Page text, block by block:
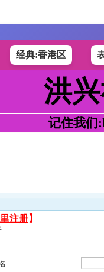
经典:香港区
洪
记住我们
注册】